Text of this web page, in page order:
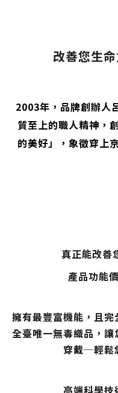
改善您生
2003年，品牌創辦人
質至上的職人精神，
的美好」，象徵穿上
真正能改善
產品功能
擁有最豐富機能，且完
全臺唯一無毒織品，
穿戴─輕鬆